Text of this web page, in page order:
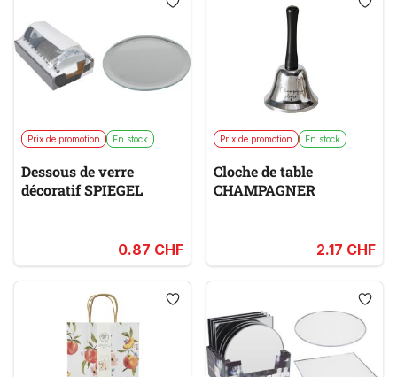
Prix de promotion En stock
Dessous de verre
décoratif SPIEGEL
0.87 CHF
Prix de promotion En stock
Cloche de table
CHAMPAGNER
2.17 CHF